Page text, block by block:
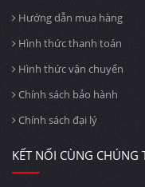
Hướng dẫn mua hàng
Hình thức thanh toán
Hình thức vận chuyển
Chính sách bảo hành
Chính sách đại lý
KẾT NỐI CÙNG CHÚNG